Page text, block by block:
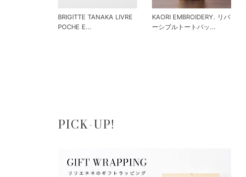
BRIGITTE TANAKA LIVRE
POCHE E...
KAORI EMBROIDERY. リバ
ーシブルトートバッ...
PICK-UP!